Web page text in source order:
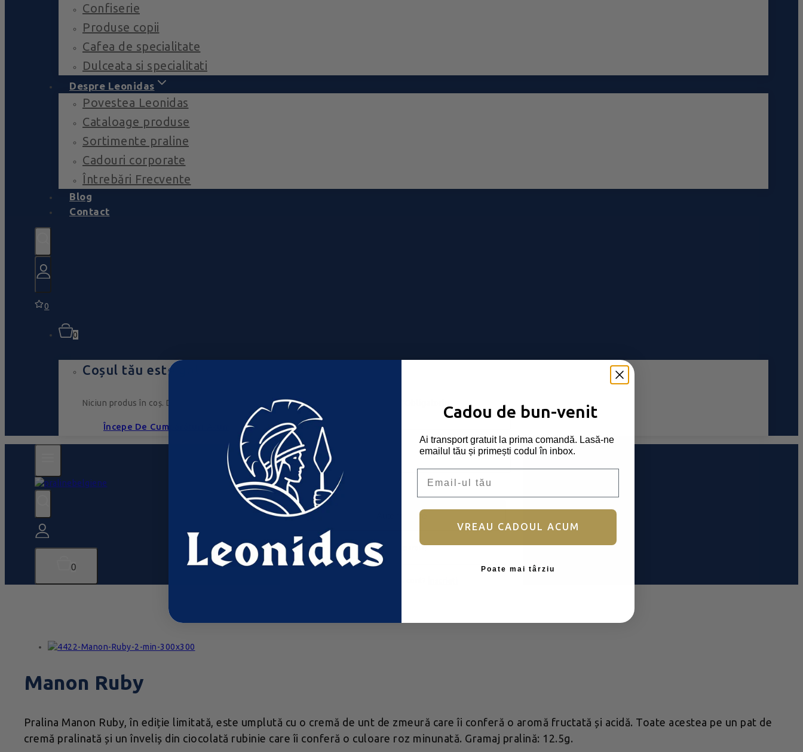
Confiserie
Produse copii
Cafea de specialitate
Dulceata si specialitati
Despre Leonidas
Povestea Leonidas
Cataloage produse
Sortimente praline
Cadouri corporate
Întrebări Frecvente
Blog
Contact
0
0
Coșul tău este gol
Niciun produs în coș. Du-te, umple-l cu ceva ce-ți place!
Începe De Cumpărături Acum
0
Manon Ruby
Pralina Manon Ruby, în ediție limitată, este umplută cu o cremă de unt de zmeură care îi conferă o aromă fructată și acidă. Toate acestea pe un pat de
cremă pralinată și un înveliș din ciocolată rubinie care îi conferă o culoare roz minunată. Gramaj pralină: 12.5g.
Nume utilizator sau email
Parolă *Obligatoriu
Ține-mă minte
Autentificare
Ai uitat parola?
Cadou de bun-venit
Ai transport gratuit la prima comandă. Lasă-ne
emailul tău și primești codul în inbox.
VREAU CADOUL ACUM
Poate mai târziu